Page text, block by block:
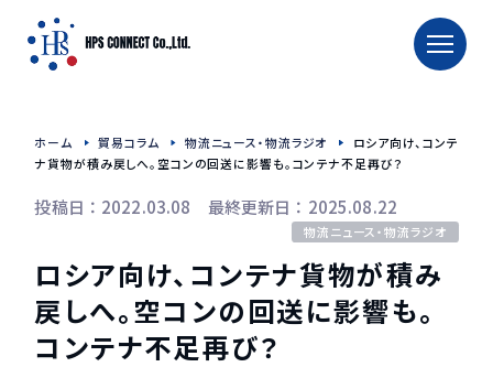
ホーム
タイへの輸出入
タイへのお酒輸出入
タイへの食品用機械輸送
ホーム 貿易コラム 物流ニュース・物流ラジオ
ロシア向け、コンテ
ナ貨物が積み戻しへ。空コンの回送に影響も。コンテナ不足再び？
投稿日：2022.03.08 最終更新日：2025.08.22
物流ニュース・物流ラジオ
ロシア向け、コンテナ貨物が積み
戻しへ。空コンの回送に影響も。
コンテナ不足再び？